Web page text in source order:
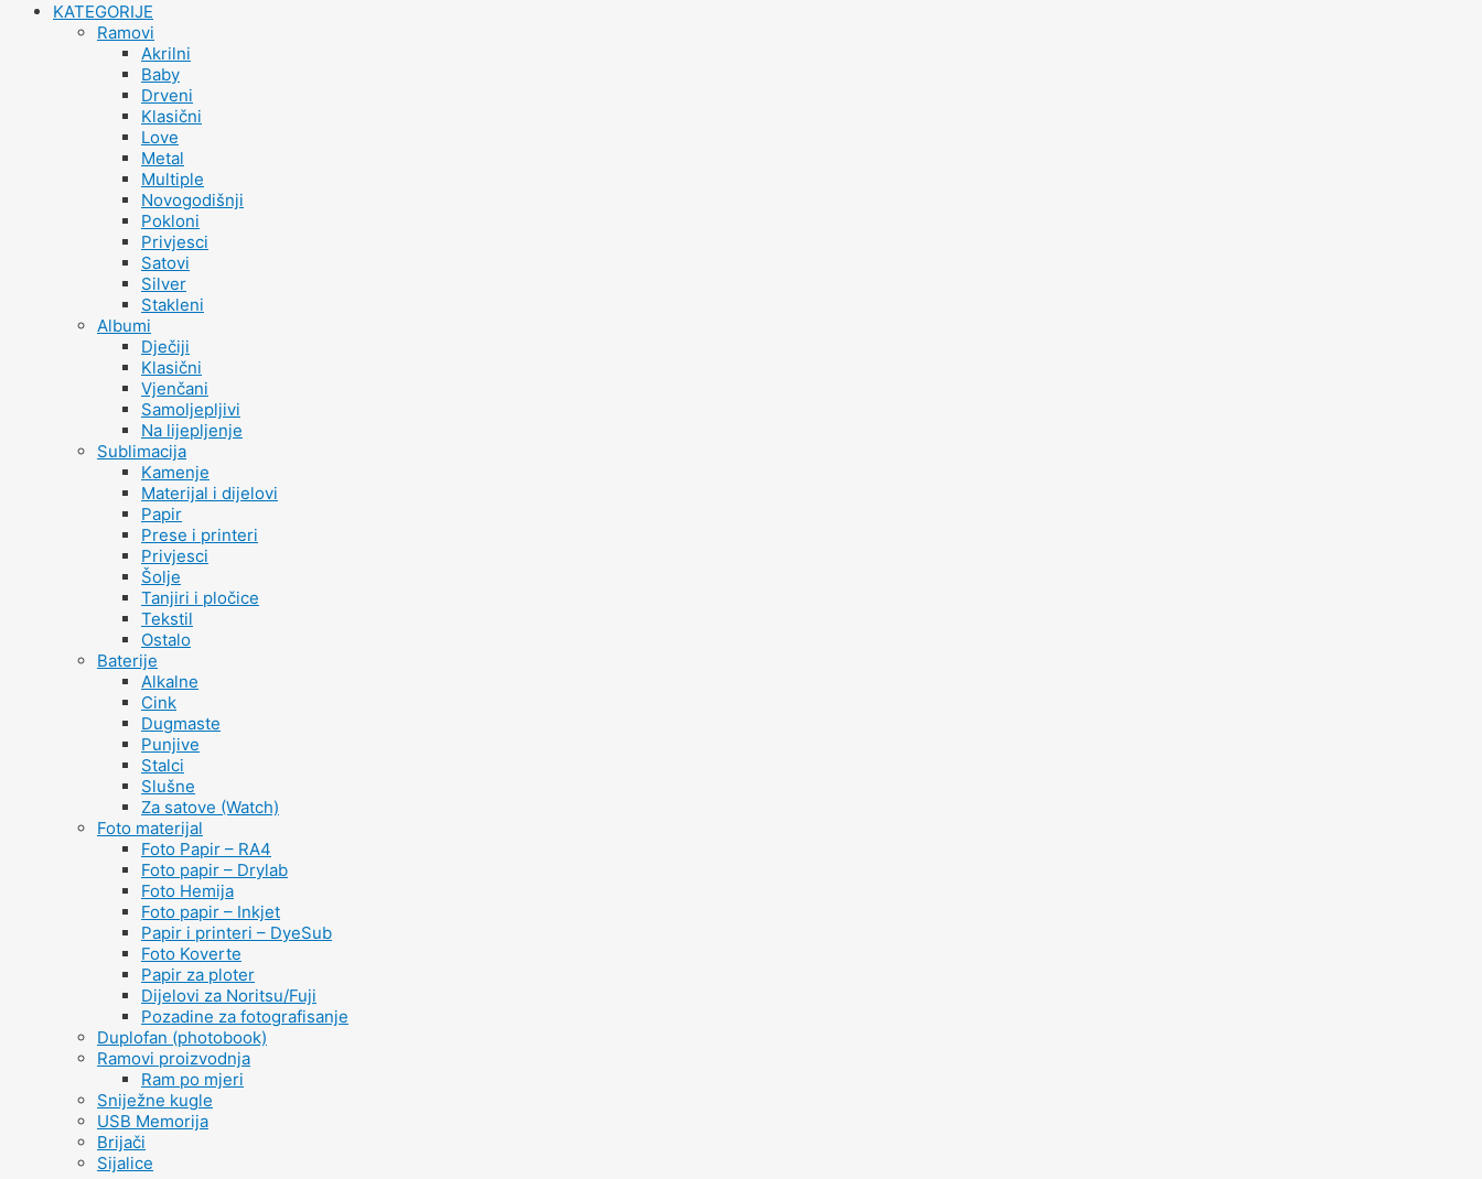
KATEGORIJE
Ramovi
Akrilni
Baby
Drveni
Klasični
Love
Metal
Multiple
Novogodišnji
Pokloni
Privjesci
Satovi
Silver
Stakleni
Albumi
Dječiji
Klasični
Vjenčani
Samoljepljivi
Na lijepljenje
Sublimacija
Kamenje
Materijal i dijelovi
Papir
Prese i printeri
Privjesci
Šolje
Tanjiri i pločice
Tekstil
Ostalo
Baterije
Alkalne
Cink
Dugmaste
Punjive
Stalci
Slušne
Za satove (Watch)
Foto materijal
Foto Papir – RA4
Foto papir – Drylab
Foto Hemija
Foto papir – Inkjet
Papir i printeri – DyeSub
Foto Koverte
Papir za ploter
Dijelovi za Noritsu/Fuji
Pozadine za fotografisanje
Duplofan (photobook)
Ramovi proizvodnja
Ram po mjeri
Sniježne kugle
USB Memorija
Brijači
Sijalice